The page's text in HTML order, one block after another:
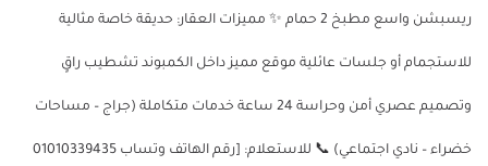
ريسبشن واسع مطبخ 2 حمام ✨ مميزات العقار: حديقة خاصة مثالية
للاستجمام أو جلسات عائلية موقع مميز داخل الكمبوند تشطيب راقٍ
وتصميم عصري أمن وحراسة 24 ساعة خدمات متكاملة (جراج – مساحات
خضراء – نادي اجتماعي) 📞 للاستعلام: [رقم الهاتف وتساب 01010339435